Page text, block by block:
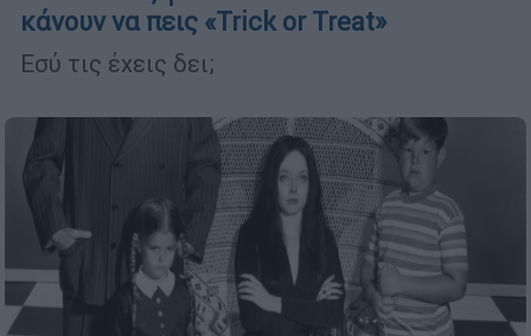
κάνουν να πεις «Trick or Treat»
Εσύ τις έχεις δει;